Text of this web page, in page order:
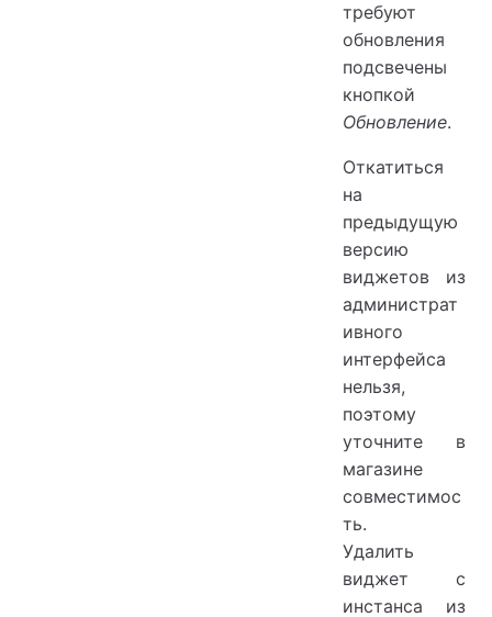
требуют
обновления
подсвечены
кнопкой
Обновление.
Откатиться
на
предыдущую
версию
виджетов из
администрат
ивного
интерфейса
нельзя,
поэтому
уточните в
магазине
совместимос
ть.
Удалить
виджет с
инстанса из